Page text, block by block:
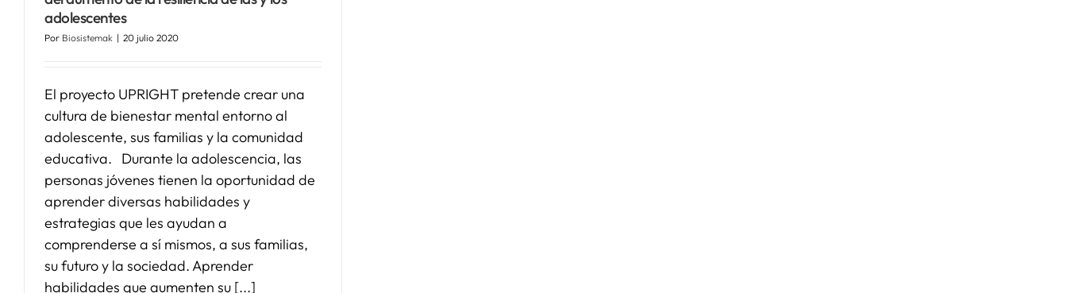
adolescentes
Por Biosistemak | 20 julio 2020
El proyecto UPRIGHT pretende crear una
cultura de bienestar mental entorno al
adolescente, sus familias y la comunidad
educativa. Durante la adolescencia, las
personas jóvenes tienen la oportunidad de
aprender diversas habilidades y
estrategias que les ayudan a
comprenderse a sí mismos, a sus familias,
su futuro y la sociedad. Aprender
habilidades que aumenten su [...]